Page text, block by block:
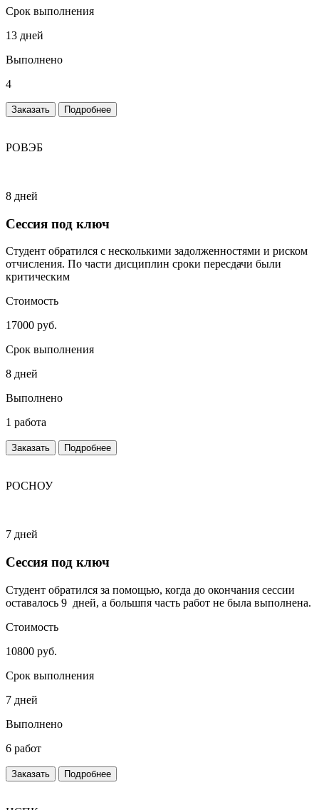
Срок выполнения
13 дней
Выполнено
4
Заказать Подробнее
РОВЭБ
8 дней
Сессия под ключ
Студент обратился с несколькими задолженностями и риском
отчисления. По части дисциплин сроки пересдачи были
критическим
Стоимость
17000 руб.
Срок выполнения
8 дней
Выполнено
1 работа
Заказать Подробнее
РОСНОУ
7 дней
Сессия под ключ
Студент обратился за помощью, когда до окончания сессии
оставалось 9 дней, а большпя часть работ не была выполнена.
Стоимость
10800 руб.
Срок выполнения
7 дней
Выполнено
6 работ
Заказать Подробнее